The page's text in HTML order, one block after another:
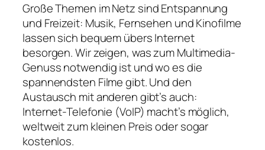
Große Themen im Netz sind Entspannung
und Freizeit: Musik, Fernsehen und Kinofilme
lassen sich bequem übers Internet
besorgen. Wir zeigen, was zum Multimedia-
Genuss notwendig ist und wo es die
spannendsten Filme gibt. Und den
Austausch mit anderen gibt’s auch:
Internet-Telefonie (VoIP) macht’s möglich,
weltweit zum kleinen Preis oder sogar
kostenlos.